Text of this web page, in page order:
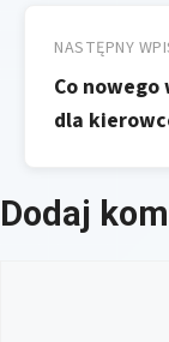
NASTĘPNY
Co
dla
Dodaj